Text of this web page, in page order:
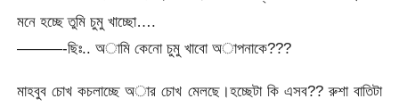
মনে হচ্ছে তুমি চুমু খাচ্ছো….
———-ছিঃ.. অামি কেনো চুমু খাবো অাপনাকে???
মাহবুব চোখ কচলাচ্ছে অার চোখ মেলছে।হচ্ছেটা কি এসব?? রুশা বাতিটা